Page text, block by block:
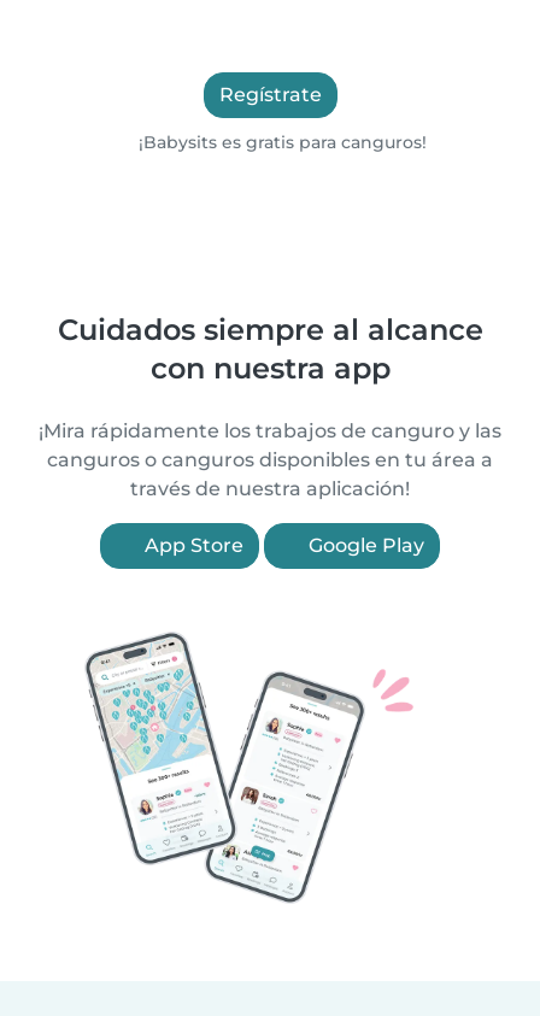
Regístrate
¡Babysits es gratis para canguros!
Cuidados siempre al alcance
con nuestra app
¡Mira rápidamente los trabajos de canguro y las
canguros o canguros disponibles en tu área a
través de nuestra aplicación!
App Store Google Play